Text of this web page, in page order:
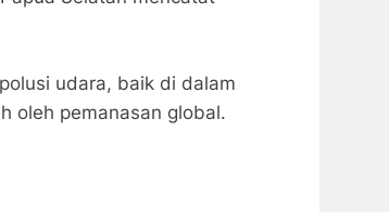
udara, baik di dalam
oleh pemanasan global.